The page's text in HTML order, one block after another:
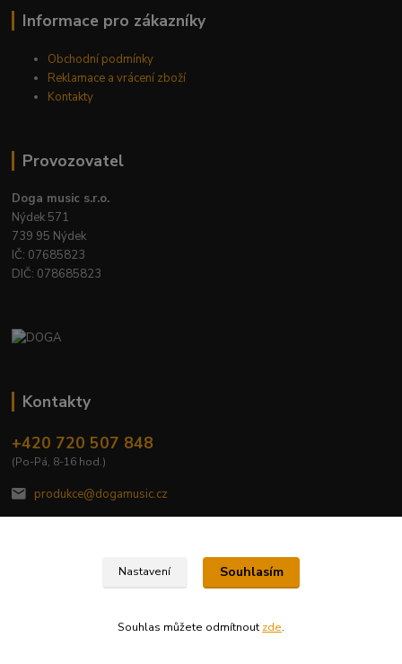
Informace pro zákazníky
Obchodní podmínky
Reklamace a vrácení zboží
Kontakty
Provozovatel
Doga music s.r.o.
Nýdek 571
739 95 Nýdek
IČ: 07685823
DIČ: 078685823
Kontakty
+420 720 507 848
(Po-Pá, 8-16 hod.)
produkce@dogamusic.cz
2022 © DOGA MUSIC, s.r.o.
Nastavení Souhlasím
Souhlas můžete odmítnout zde.